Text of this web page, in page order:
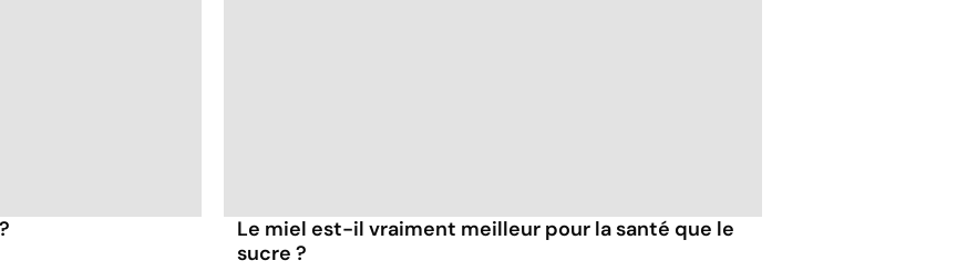
Le miel est-il vraiment meilleur pour la santé que le
sucre ?